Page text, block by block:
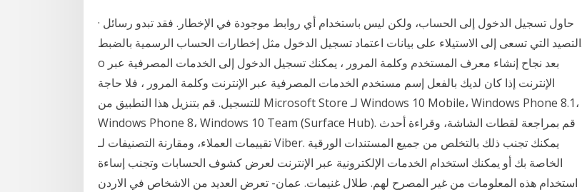
· حاول تسجيل الدخول إلى الحساب، ولكن ليس باستخدام أي روابط موجودة في الإخطار. فقد تبدو رسائل
التصيد التي تسعى إلى الاستيلاء على بيانات اعتماد تسجيل الدخول مثل إخطارات الحساب الرسمية بالضبط.
o بعد نجاح إنشاء معرف المستخدم وكلمة المرور ، يمكنك تسجيل الدخول إلى الخدمات المصرفية عبر
الإنترنت إذا كان لديك بالفعل إسم مستخدم الخدمات المصرفية عبر الإنترنت وكلمة المرور ، فلا حاجة
للتسجيل. قم بتنزيل هذا التطبيق من Microsoft Store لـ Windows 10 Mobile، Windows Phone 8.1،
Windows Phone 8، Windows 10 Team (Surface Hub). قم بمراجعة لقطات الشاشة، وقراءة أحدث
تقييمات العملاء، ومقارنة التصنيفات لـ Viber. يمكنك تجنب ذلك بالتخلص من جميع المستندات الورقية
الخاصة بك أو يمكنك استخدام الخدمات الإلكترونية عبر الإنترنت لعرض كشوف الحسابات وتجنب إساءة
استخدام هذه المعلومات من غير المصرح لهم. طلال غنيمات. عمان- تعرض العديد من الاشخاص في الاردن